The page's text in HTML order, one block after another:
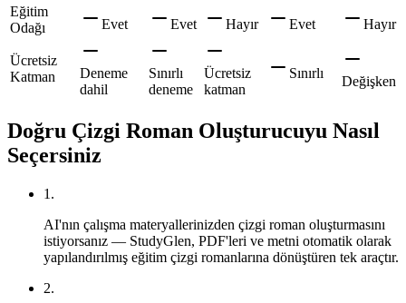
Eğitim
Odağı
Evet Evet Hayır Evet Hayır
Ücretsiz
Katman
Deneme
dahil
Sınırlı
deneme
Ücretsiz
katman
Sınırlı
Değişken
Doğru Çizgi Roman Oluşturucuyu Nasıl
Seçersiniz
1 .
AI'nın çalışma materyallerinizden çizgi roman oluşturmasını
istiyorsanız — StudyGlen, PDF'leri ve metni otomatik olarak
yapılandırılmış eğitim çizgi romanlarına dönüştüren tek araçtır.
2.